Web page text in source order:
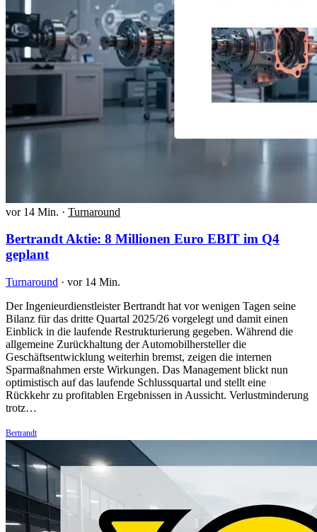
vor 14 Min. · Turnaround
Bertrandt Aktie: 8 Millionen Euro EBIT im Q4
geplant
Turnaround · vor 14 Min.
Der Ingenieurdienstleister Bertrandt hat vor wenigen Tagen seine
Bilanz für das dritte Quartal 2025/26 vorgelegt und damit einen
Einblick in die laufende Restrukturierung gegeben. Während die
allgemeine Zurückhaltung der Automobilhersteller die
Geschäftsentwicklung weiterhin bremst, zeigen die internen
Sparmaßnahmen erste Wirkungen. Das Management blickt nun
optimistisch auf das laufende Schlussquartal und stellt eine
Rückkehr zu profitablen Ergebnissen in Aussicht. Verlustminderung
trotz…
Bertrandt